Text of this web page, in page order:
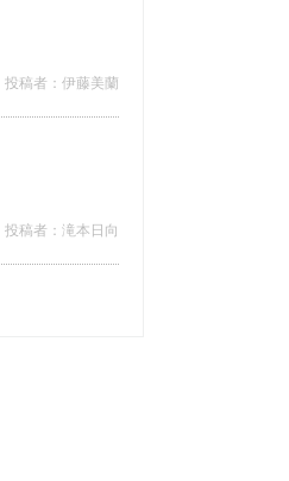
投稿者：伊藤美蘭
投稿者：滝本日向